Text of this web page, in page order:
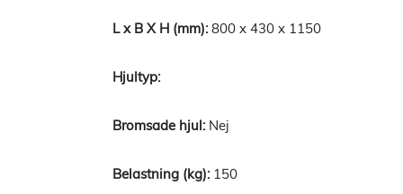
800 x 430 x 1150
Nej
150